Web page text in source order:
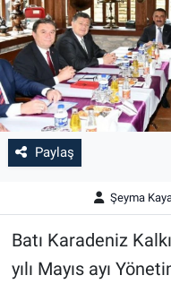
Paylaş
Şeyma
Batı Karadeniz
yılı Mayıs ayı